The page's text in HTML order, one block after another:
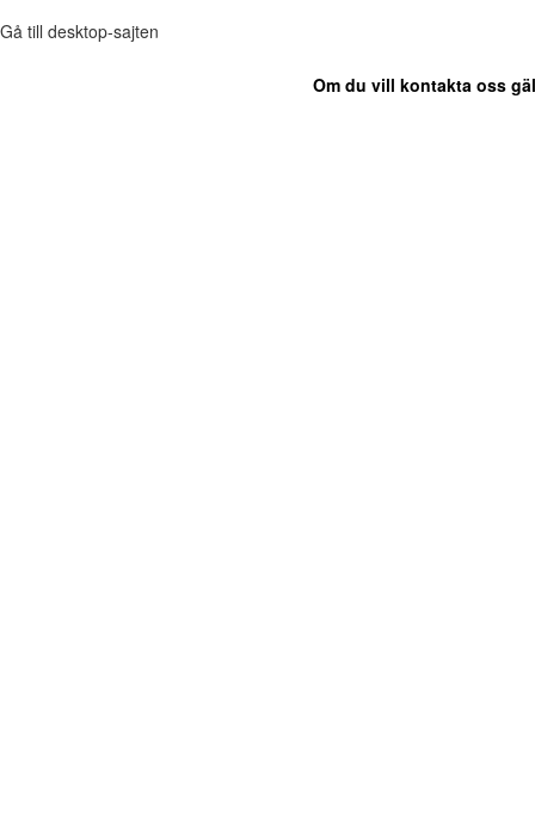
Gå till desktop-sajten
Om du vill kontakta oss